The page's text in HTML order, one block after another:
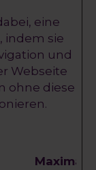
eine
indem sie
und
Webseite
ohne diese
Maximale